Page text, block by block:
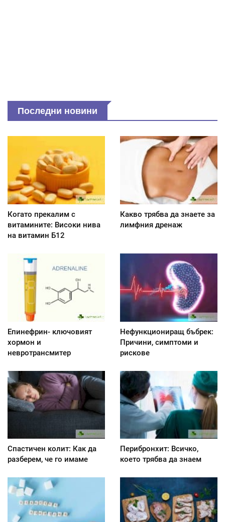
Последни новини
Когато прекалим с
витамините: Високи нива
на витамин Б12
Какво трябва да знаете за
лимфния дренаж
Епинефрин- ключовият
хормон и
невротрансмитер
Нефункциониращ бъбрек:
Причини, симптоми и
рискове
Спастичен колит: Как да
разберем, че го имаме
Перибронхит: Всичко,
което трябва да знаем